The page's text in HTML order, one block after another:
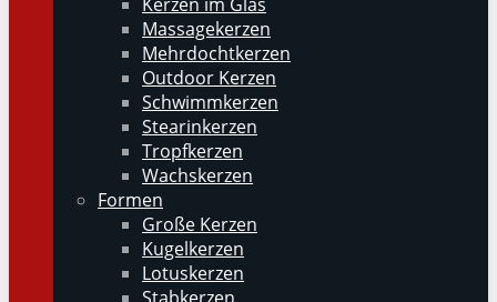
Massagekerzen
Mehrdochtkerzen
Outdoor Kerzen
Schwimmkerzen
Stearinkerzen
Tropfkerzen
Wachskerzen
Formen
Große Kerzen
Kugelkerzen
Lotuskerzen